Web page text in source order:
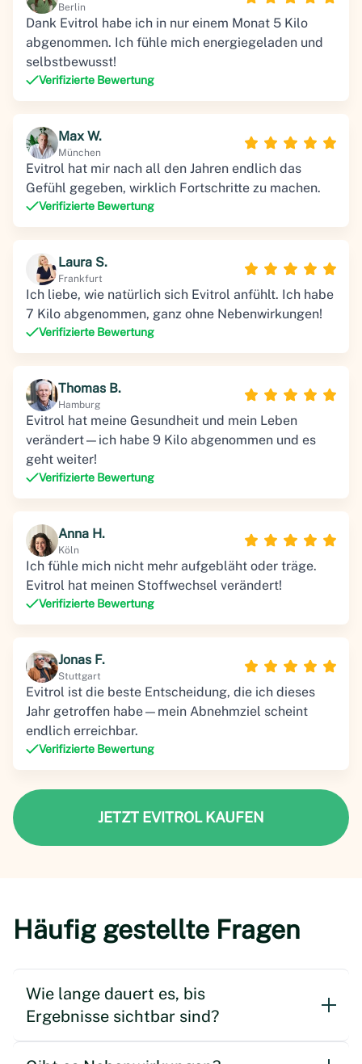
Berlin
Dank Evitrol habe ich in nur einem Monat 5 Kilo
abgenommen. Ich fühle mich energiegeladen und
selbstbewusst!
Verifizierte Bewertung
Max W.
München
Evitrol hat mir nach all den Jahren endlich das
Gefühl gegeben, wirklich Fortschritte zu machen.
Verifizierte Bewertung
Laura S.
Frankfurt
Ich liebe, wie natürlich sich Evitrol anfühlt. Ich habe
7 Kilo abgenommen, ganz ohne Nebenwirkungen!
Verifizierte Bewertung
Thomas B.
Hamburg
Evitrol hat meine Gesundheit und mein Leben
verändert—ich habe 9 Kilo abgenommen und es
geht weiter!
Verifizierte Bewertung
Anna H.
Köln
Ich fühle mich nicht mehr aufgebläht oder träge.
Evitrol hat meinen Stoffwechsel verändert!
Verifizierte Bewertung
Jonas F.
Stuttgart
Evitrol ist die beste Entscheidung, die ich dieses
Jahr getroffen habe—mein Abnehmziel scheint
endlich erreichbar.
Verifizierte Bewertung
JETZT EVITROL KAUFEN
Häufig gestellte Fragen
Wie lange dauert es, bis
Ergebnisse sichtbar sind?
Individuelle Erfahrungen können variieren.